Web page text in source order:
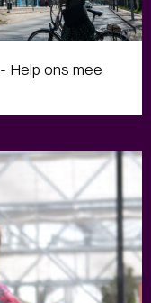
- Help ons mee